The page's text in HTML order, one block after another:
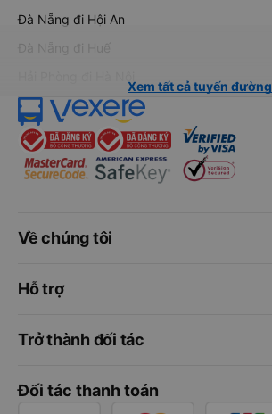
Đà Nẵng đi Hội An
Đà Nẵng đi Huế
Xem tất cả tuyến đường
Về chúng tôi
Hỗ trợ
Trở thành đối tác
Đối tác thanh toán